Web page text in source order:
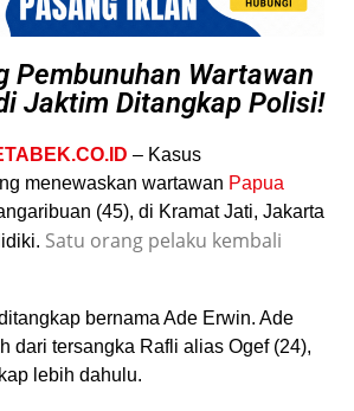
Pembunuhan Wartawan
Jaktim Ditangkap Polisi!
– Kasus
menewaskan wartawan Papua
(45), di Kramat Jati, Jakarta
Satu orang pelaku kembali
bernama Ade Erwin. Ade
dari tersangka Rafli alias Ogef (24),
lebih dahulu.